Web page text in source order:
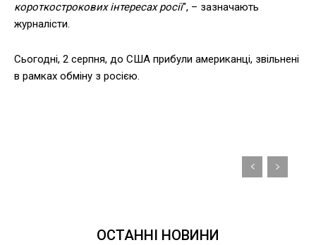
короткострокових інтересах росії", – зазначають
журналісти.
Сьогодні, 2 серпня, до США прибули американці, звільнені
в рамках обміну з росією.
ОСТАННІ НОВИНИ